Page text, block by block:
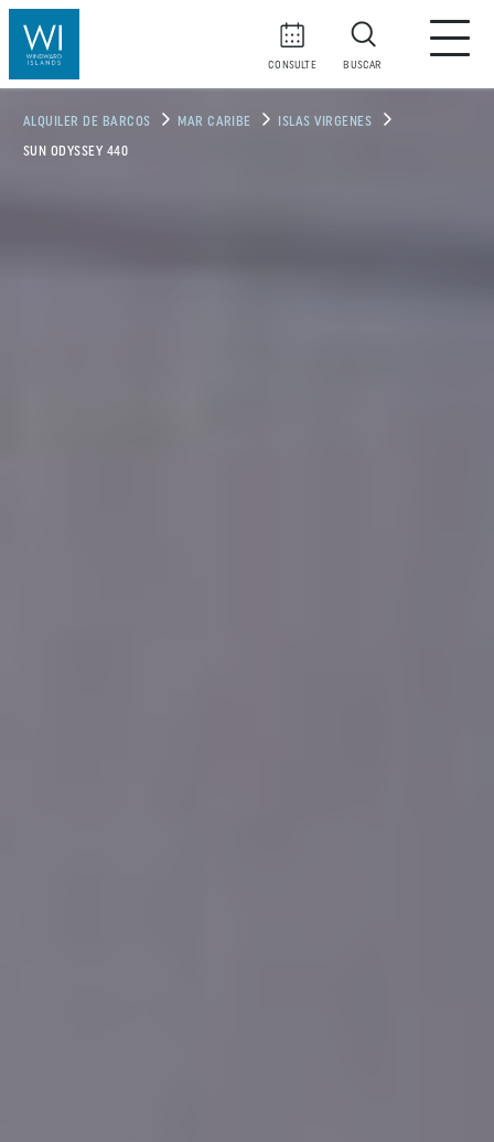
CONSULTE BUSCAR
ALQUILER DE BARCOS MAR CARIBE ISLAS VIRGENES
SUN ODYSSEY 440